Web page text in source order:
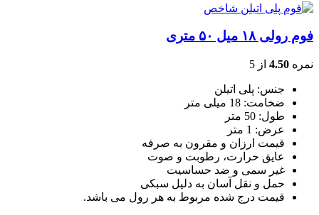
فوم رولی ۱۸ میل ۵۰ متری
نمره 4.50 از 5
جنس: پلی اتیلن
ضخامت: 18 میلی متر
طول: 50 متر
عرض: 1 متر
قیمت ارزان و مقرون به صرفه
عایق حرارت، رطوبت و صوت
غیر سمی و ضد حساسیت
حمل و نقل آسان به دلیل سبکی
قیمت درج شده مربوط به هر رول می باشد.